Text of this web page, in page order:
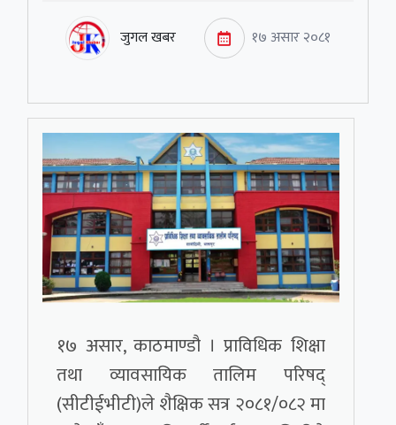
जुगल खबर १७ असार २०८१
१७ असार, काठमाण्डौ । प्राविधिक शिक्षा
तथा व्यावसायिक तालिम परिषद्
(सीटीईभीटी)ले शैक्षिक सत्र २०८१/०८२ मा